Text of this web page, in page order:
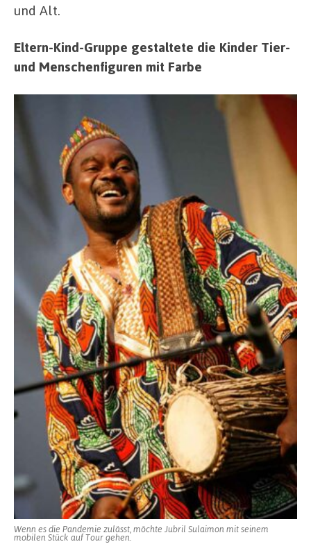
und Alt.
Eltern-Kind-Gruppe gestaltete die Kinder Tier-
und Menschenfiguren mit Farbe
Wenn es die Pandemie zulässt, möchte Jubril Sulaimon mit seinem
mobilen Stück auf Tour gehen.